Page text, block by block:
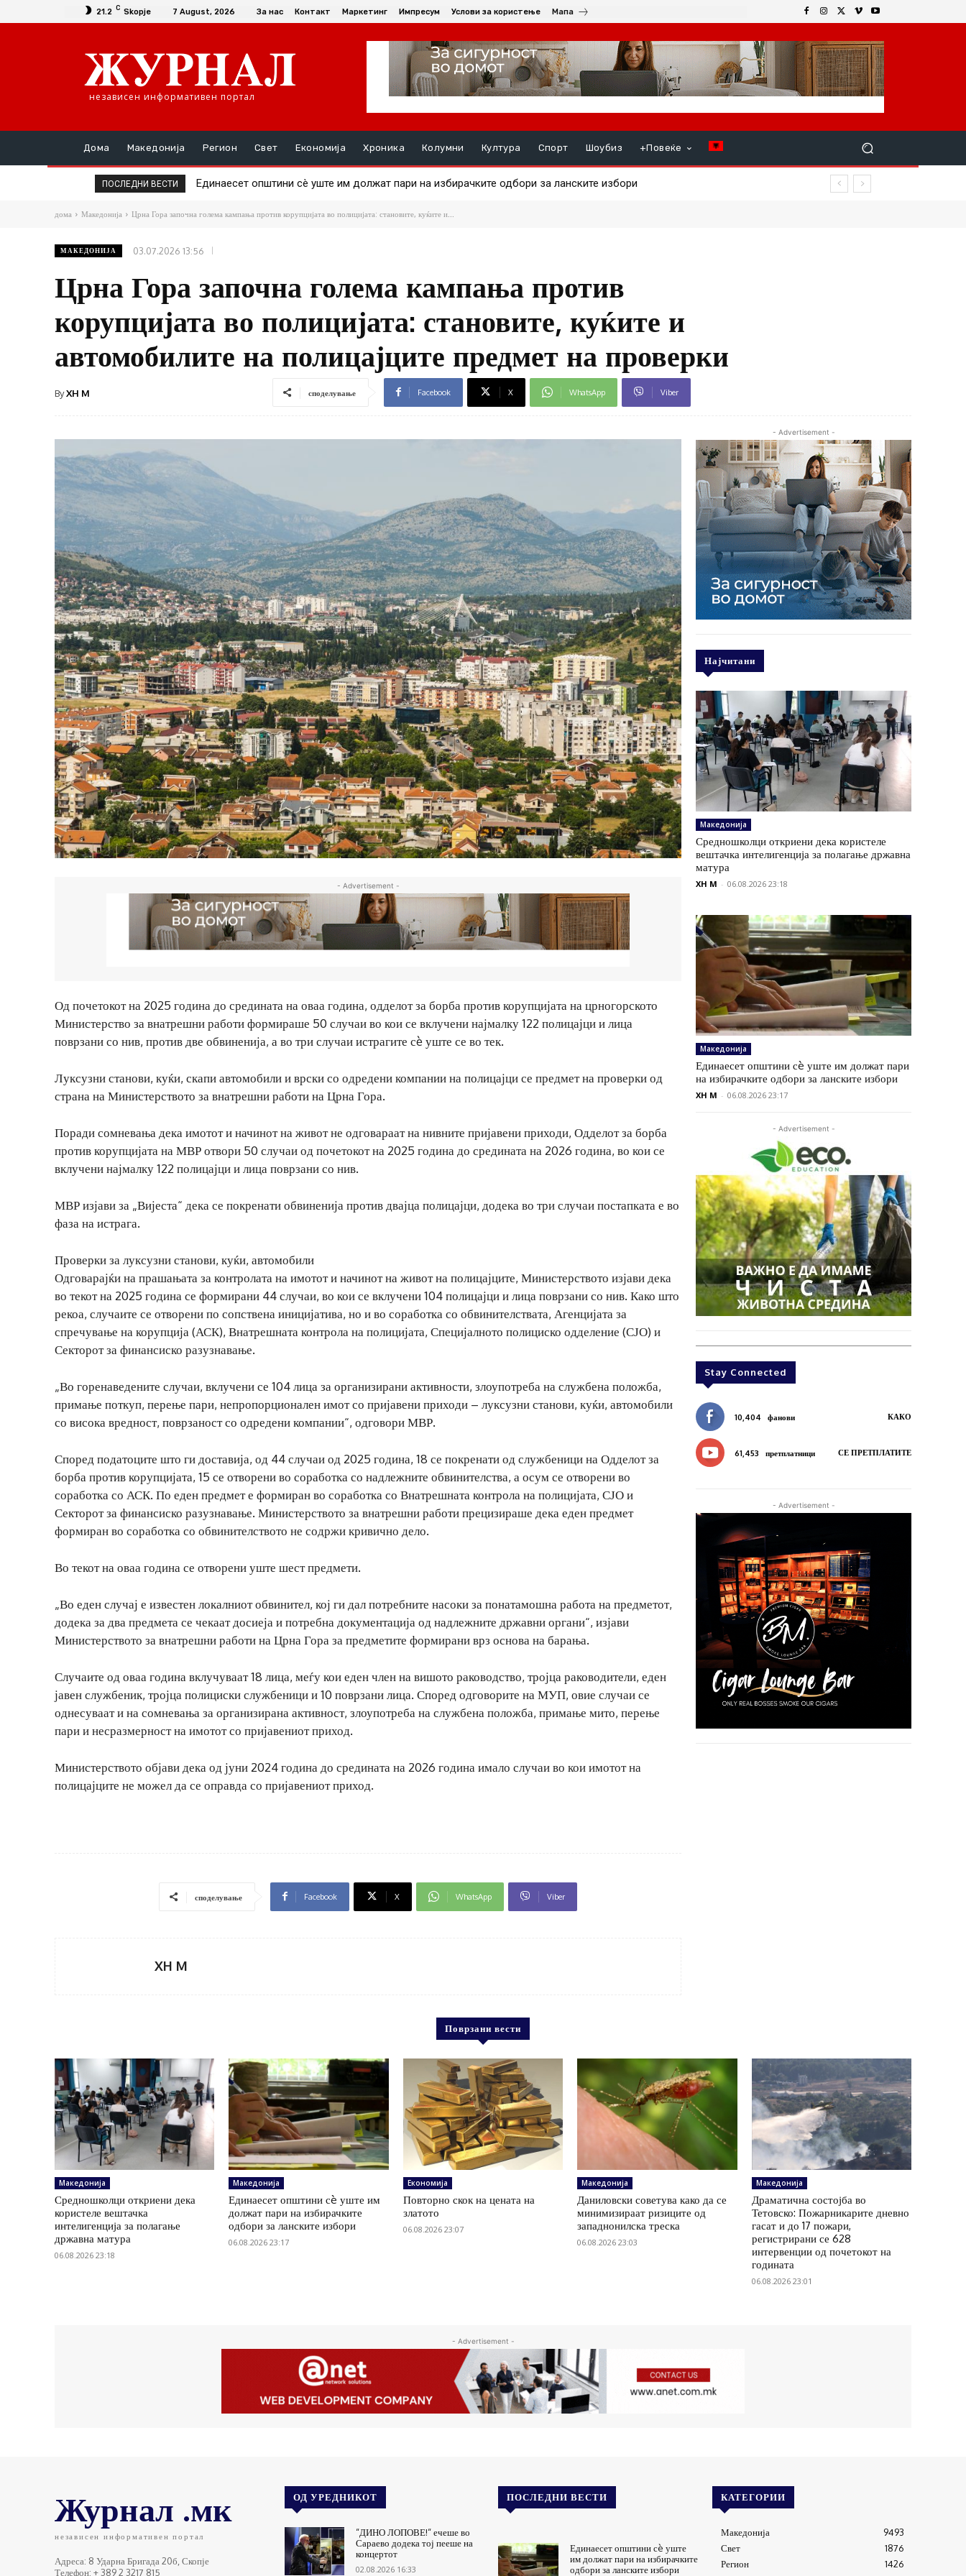
21.2 C Skopje 7 August, 2026 За нас Контакт Маркетинг Импресум Услови за користење Мапа
независен информативен портал
Дома Македонија Регион Свет Економија Хроника Колумни Култура Спорт Шоубиз +Повеќе
ПОСЛЕДНИ ВЕСТИ Повторно скок на цената на златото
дома Македонија Црна Гора започна голема кампања против корупцијата во полицијата: становите, куќите и...
МАКЕДОНИЈА 03.07.2026 13:56
Црна Гора започна голема кампања против
корупцијата во полицијата: становите, куќите и
автомобилите на полицајците предмет на проверки
ByXH M споделување Facebook X WhatsApp Viber
- Advertisement -
Од почетокот на 2025 година до средината на оваа година, одделот за борба против корупцијата на црногорското
Министерство за внатрешни работи формираше 50 случаи во кои се вклучени најмалку 122 полицајци и лица
поврзани со нив, против две обвиненија, а во три случаи истрагите сè уште се во тек.
Луксузни станови, куќи, скапи автомобили и врски со одредени компании на полицајци се предмет на проверки од
страна на Министерството за внатрешни работи на Црна Гора.
Поради сомневања дека имотот и начинот на живот не одговараат на нивните пријавени приходи, Одделот за борба
против корупцијата на МВР отвори 50 случаи од почетокот на 2025 година до средината на 2026 година, во кои се
вклучени најмалку 122 полицајци и лица поврзани со нив.
МВР изјави за „Вијеста“ дека се покренати обвиненија против двајца полицајци, додека во три случаи постапката е во
фаза на истрага.
Проверки за луксузни станови, куќи, автомобили
Одговарајќи на прашањата за контролата на имотот и начинот на живот на полицајците, Министерството изјави дека
во текот на 2025 година се формирани 44 случаи, во кои се вклучени 104 полицајци и лица поврзани со нив. Како што
рекоа, случаите се отворени по сопствена иницијатива, но и во соработка со обвинителствата, Агенцијата за
спречување на корупција (АСК), Внатрешната контрола на полицијата, Специјалното полициско одделение (СЈО) и
Секторот за финансиско разузнавање.
„Во горенаведените случаи, вклучени се 104 лица за организирани активности, злоупотреба на службена положба,
примање поткуп, перење пари, непропорционален имот со пријавени приходи – луксузни станови, куќи, автомобили
со висока вредност, поврзаност со одредени компании“, одговори МВР.
Според податоците што ги доставија, од 44 случаи од 2025 година, 18 се покренати од службеници на Одделот за
борба против корупцијата, 15 се отворени во соработка со надлежните обвинителства, а осум се отворени во
соработка со АСК. По еден предмет е формиран во соработка со Внатрешната контрола на полицијата, СЈО и
Секторот за финансиско разузнавање. Министерството за внатрешни работи прецизираше дека еден предмет
формиран во соработка со обвинителството не содржи кривично дело.
Во текот на оваа година се отворени уште шест предмети.
„Во еден случај е известен локалниот обвинител, кој ги дал потребните насоки за понатамошна работа на предметот,
додека за два предмета се чекаат досиеја и потребна документација од надлежните државни органи“, изјави
Министерството за внатрешни работи на Црна Гора за предметите формирани врз основа на барања.
Случаите од оваа година вклучуваат 18 лица, меѓу кои еден член на вишото раководство, тројца раководители, еден
јавен службеник, тројца полициски службеници и 10 поврзани лица. Според одговорите на МУП, овие случаи се
однесуваат и на сомневања за организирана активност, злоупотреба на службена положба, примање мито, перење
пари и несразмерност на имотот со пријавениот приход.
Министерството објави дека од јуни 2024 година до средината на 2026 година имало случаи во кои имотот на
полицајците не можел да се оправда со пријавениот приход.
споделување Facebook X WhatsApp Viber
XH M
- Advertisement -
Најчитани
Македонија
Средношколци откриени дека користеле
вештачка интелигенција за полагање државна
матура
XH M - 06.08.2026 23:18
Македонија
Единаесет општини сè уште им должат пари
на избирачките одбори за ланските избори
XH M - 06.08.2026 23:17
- Advertisement -
Stay Connected
10,404 фанови КАКО
61,453 претплатници СЕ ПРЕТПЛАТИТЕ
- Advertisement -
Поврзани вести
Македонија
Средношколци откриени дека
користеле вештачка
интелигенција за полагање
државна матура
06.08.2026 23:18
Македонија
Единаесет општини сè уште им
должат пари на избирачките
одбори за ланските избори
06.08.2026 23:17
Економија
Повторно скок на цената на
златото
06.08.2026 23:07
Македонија
Даниловски советува како да се
минимизираат ризиците од
западнонилска треска
06.08.2026 23:03
Македонија
Драматична состојба во
Тетовско: Пожарникарите дневно
гасат и до 17 пожари,
регистрирани се 628
интервенции од почетокот на
годината
06.08.2026 23:01
- Advertisement -
Журнал .мк
независен информативен портал
Адреса: 8 Ударна Бригада 20б, Скопје
Телефон: + 389 2 3217 815
ОД УРЕДНИКОТ
“ДИНО ЛОПОВЕ!“ ечеше во
Сараево додека тој пееше на
концертот
02.08.2026 16:33
ПОСЛЕДНИ ВЕСТИ
Единаесет општини сè уште
им должат пари на избирачките
одбори за ланските избори
КАТЕГОРИИ
Македонија
9493
Свет
1876
Регион
1426